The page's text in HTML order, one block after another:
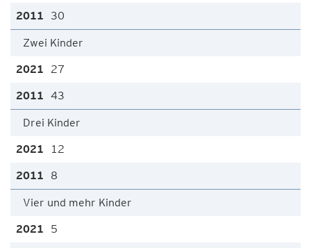
30
Zwei Kinder
27
43
Drei Kinder
12
8
Vier und mehr Kinder
5